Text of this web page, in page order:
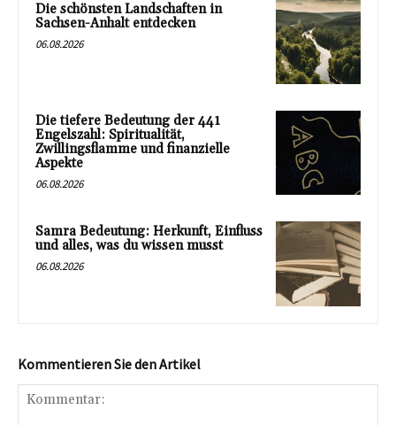
Die schönsten Landschaften in
Sachsen-Anhalt entdecken
06.08.2026
Die tiefere Bedeutung der 441
Engelszahl: Spiritualität,
Zwillingsflamme und finanzielle
Aspekte
06.08.2026
Samra Bedeutung: Herkunft, Einfluss
und alles, was du wissen musst
06.08.2026
Kommentieren Sie den Artikel